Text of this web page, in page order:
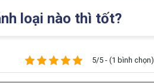
loại nào thì tốt?
5/5 - (1 bình chọn)